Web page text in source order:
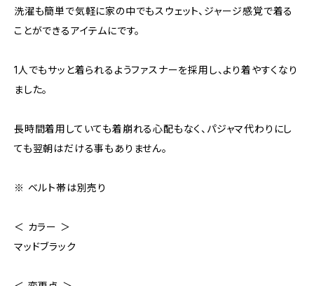
洗濯も簡単で気軽に家の中でもスウェット、ジャージ感覚で着る
ことができるアイテムにです。
1人でもサッと着られるようファスナーを採用し、より着やすくなり
ました。
長時間着用していても着崩れる心配もなく、パジャマ代わりにし
ても翌朝はだける事もありません。
※ ベルト帯は別売り
＜ カラー ＞
マッドブラック